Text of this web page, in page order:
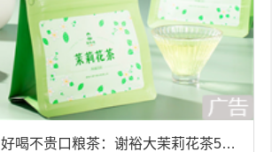
好喝不贵口粮茶：谢裕大茉莉花茶50g